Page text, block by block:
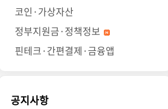
코인·가상자산
정부지원금·정책정보
핀테크·간편결제·금융앱
공지사항